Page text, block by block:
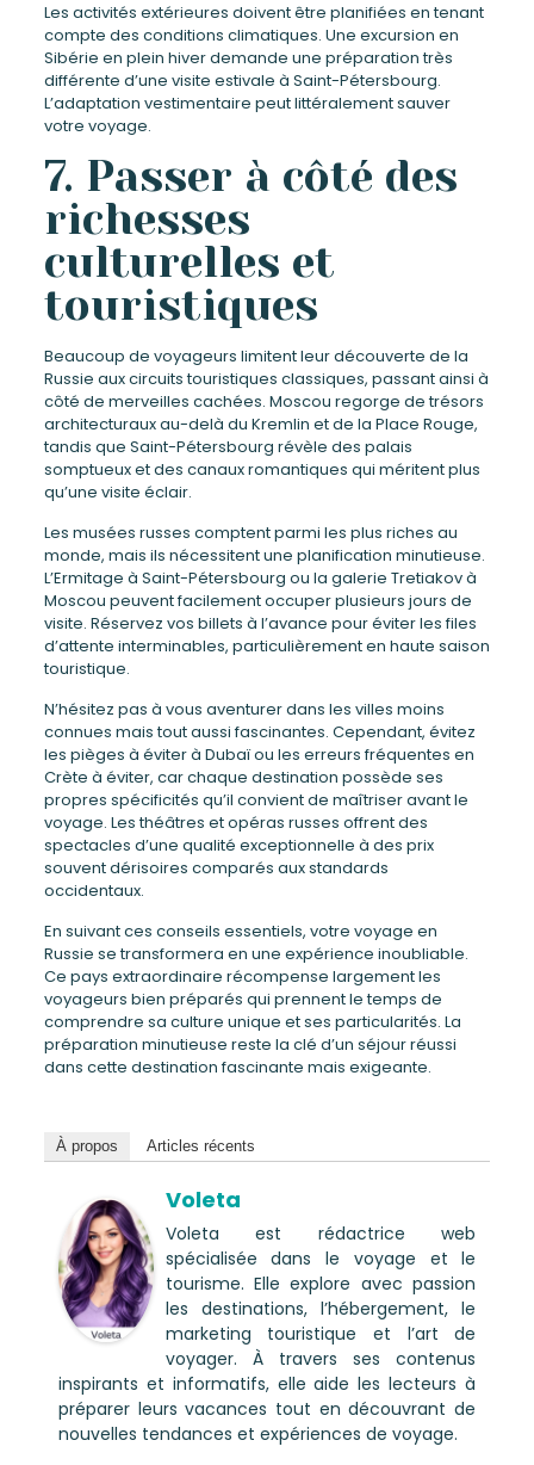
Les activités extérieures doivent être planifiées en tenant
compte des conditions climatiques. Une excursion en
Sibérie en plein hiver demande une préparation très
différente d’une visite estivale à Saint-Pétersbourg.
L’adaptation vestimentaire peut littéralement sauver
votre voyage.
7. Passer à côté des
richesses
culturelles et
touristiques
Beaucoup de voyageurs limitent leur découverte de la
Russie aux circuits touristiques classiques, passant ainsi à
côté de merveilles cachées. Moscou regorge de trésors
architecturaux au-delà du Kremlin et de la Place Rouge,
tandis que Saint-Pétersbourg révèle des palais
somptueux et des canaux romantiques qui méritent plus
qu’une visite éclair.
Les musées russes comptent parmi les plus riches au
monde, mais ils nécessitent une planification minutieuse.
L’Ermitage à Saint-Pétersbourg ou la galerie Tretiakov à
Moscou peuvent facilement occuper plusieurs jours de
visite. Réservez vos billets à l’avance pour éviter les files
d’attente interminables, particulièrement en haute saison
touristique.
N’hésitez pas à vous aventurer dans les villes moins
connues mais tout aussi fascinantes. Cependant, évitez
les pièges à éviter à Dubaï ou les erreurs fréquentes en
Crète à éviter, car chaque destination possède ses
propres spécificités qu’il convient de maîtriser avant le
voyage. Les théâtres et opéras russes offrent des
spectacles d’une qualité exceptionnelle à des prix
souvent dérisoires comparés aux standards
occidentaux.
En suivant ces conseils essentiels, votre voyage en
Russie se transformera en une expérience inoubliable.
Ce pays extraordinaire récompense largement les
voyageurs bien préparés qui prennent le temps de
comprendre sa culture unique et ses particularités. La
préparation minutieuse reste la clé d’un séjour réussi
dans cette destination fascinante mais exigeante.
À propos Articles récents
Voleta
Voleta est rédactrice web
spécialisée dans le voyage et le
tourisme. Elle explore avec passion
les destinations, l’hébergement, le
marketing touristique et l’art de
voyager. À travers ses contenus
inspirants et informatifs, elle aide les lecteurs à
préparer leurs vacances tout en découvrant de
nouvelles tendances et expériences de voyage.